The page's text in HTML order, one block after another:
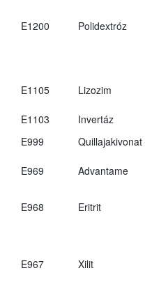
E1200 Polidextróz
E1105 Lizozim
E1103
Invertáz
E999
Quillajakivonat
E969
Advantame
E968 Eritrit
E967 Xilit